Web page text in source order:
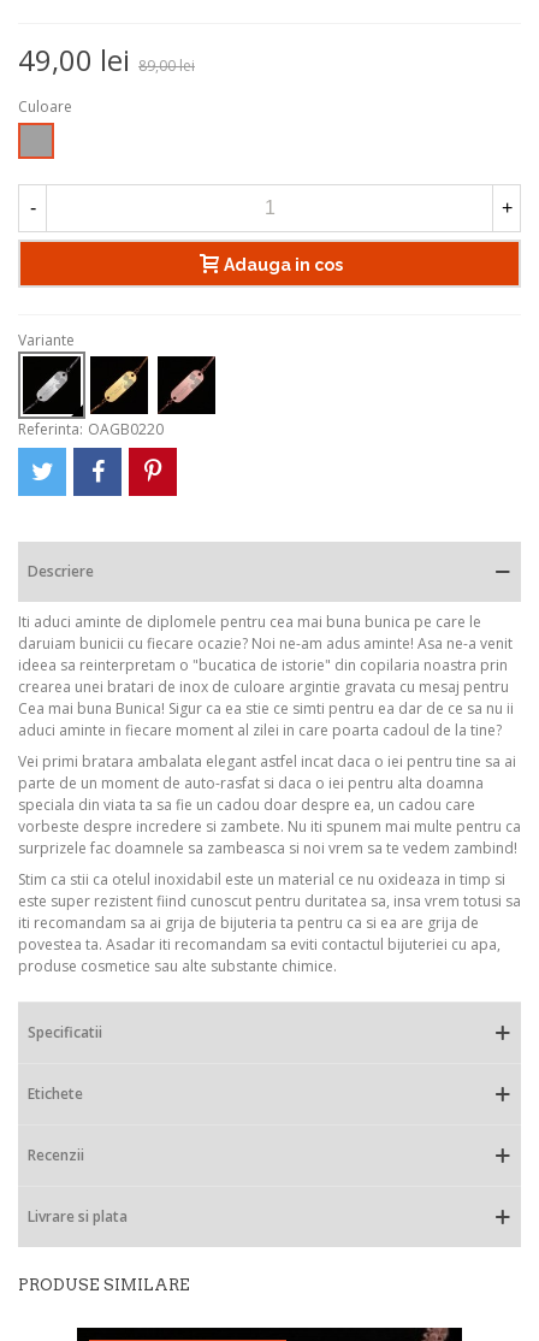
49,00 lei 89,00 lei
Culoare
- +
Adauga in cos
Variante
Referinta: OAGB0220
Descriere
Iti aduci aminte de diplomele pentru cea mai buna bunica pe care le
daruiam bunicii cu fiecare ocazie? Noi ne-am adus aminte! Asa ne-a venit
ideea sa reinterpretam o "bucatica de istorie" din copilaria noastra prin
crearea unei bratari de inox de culoare argintie gravata cu mesaj pentru
Cea mai buna Bunica! Sigur ca ea stie ce simti pentru ea dar de ce sa nu ii
aduci aminte in fiecare moment al zilei in care poarta cadoul de la tine?
Vei primi bratara ambalata elegant astfel incat daca o iei pentru tine sa ai
parte de un moment de auto-rasfat si daca o iei pentru alta doamna
speciala din viata ta sa fie un cadou doar despre ea, un cadou care
vorbeste despre incredere si zambete. Nu iti spunem mai multe pentru ca
surprizele fac doamnele sa zambeasca si noi vrem sa te vedem zambind!
Stim ca stii ca otelul inoxidabil este un material ce nu oxideaza in timp si
este super rezistent fiind cunoscut pentru duritatea sa, insa vrem totusi sa
iti recomandam sa ai grija de bijuteria ta pentru ca si ea are grija de
povestea ta. Asadar iti recomandam sa eviti contactul bijuteriei cu apa,
produse cosmetice sau alte substante chimice.
Specificatii
Etichete
Recenzii
Livrare si plata
PRODUSE SIMILARE